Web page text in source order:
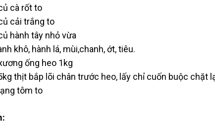
cà rốt to
cải trắng to
hành tây nhỏ vừa
khô, hành lá, mùi,chanh, ớt, tiêu.
ống heo 1kg
thịt bắp lõi chân trước heo, lấy chỉ cuốn buộc chặt
tôm to